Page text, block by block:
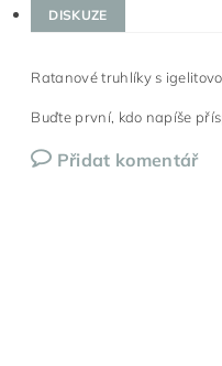
DISKUZE
Ratanové truhlíky s
Buďte první, kdo napíše
Přidat komentář